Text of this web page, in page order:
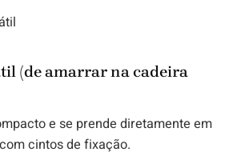
(de amarrar na cadeira
e se prende diretamente em
cintos de fixação.